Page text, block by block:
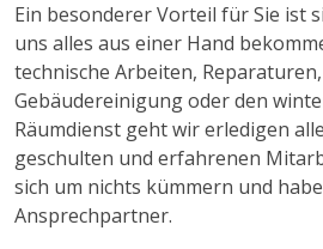
Ein besonderer Vorteil für Sie ist
uns alles aus einer Hand
technische Arbeiten,
Gebäudereinigung oder den
Räumdienst geht wir erledigen
geschulten und erfahrenen
sich um nichts kümmern und
Ansprechpartner.